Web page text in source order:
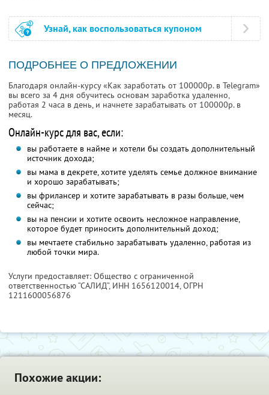
Узнай, как воспользоваться купоном
ПОДРОБНЕЕ О ПРЕДЛОЖЕНИИ
Благодаря онлайн-курсу «Как заработать от 100000р. в Telegram»
вы всего за 4 дня обучитесь основам заработка удаленно,
работая 2 часа в день, и начнете зарабатывать от 100000р. в
месяц.
Онлайн-курс для вас, если:
вы работаете в найме и хотели бы создать дополнительный
источник дохода;
вы мама в декрете, хотите уделять семье должное внимание
и хорошо зарабатывать;
вы фрилансер и хотите зарабатывать в разы больше, чем
сейчас;
вы на пенсии и хотите освоить несложное направление,
которое будет приносить дополнительный доход;
вы мечтаете стабильно зарабатывать удаленно, работая из
любой точки мира.
Услуги предоставляет: Общество с ограниченной
ответственностью “САЛИД”, ИНН 1656120014, ОГРН
1211600056876
Похожие акции: